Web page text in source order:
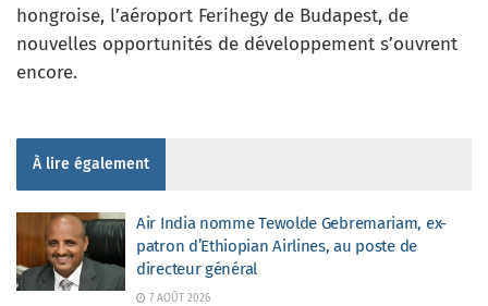
hongroise, l’aéroport Ferihegy de Budapest, de
nouvelles opportunités de développement s’ouvrent
encore.
À lire également
Air India nomme Tewolde Gebremariam, ex-
patron d’Ethiopian Airlines, au poste de
directeur général
7 AOÛT 2026